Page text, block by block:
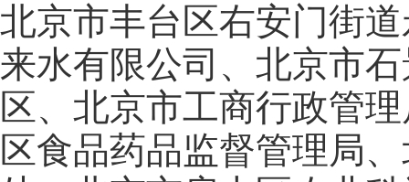
北京市丰台区右安门街
来水有限公司、北京市
区、北京市工商行政管
区食品药品监督管理局